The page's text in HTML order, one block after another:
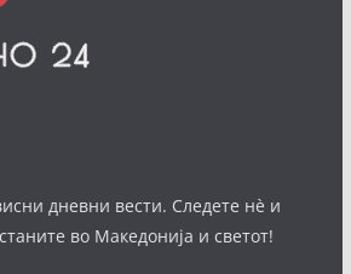
дневни вести. Следете нè и
во Македонија и светот!